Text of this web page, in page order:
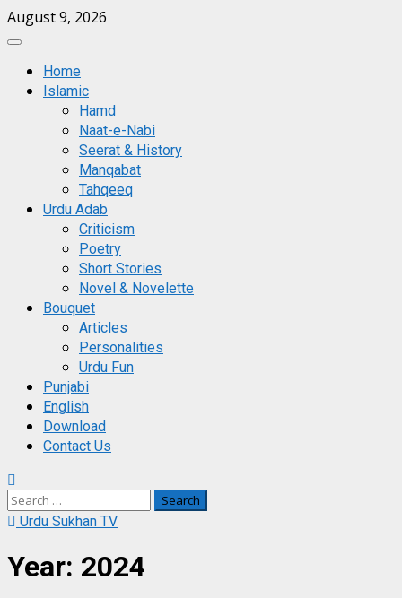
Skip
to
August 9, 2026
Primary
MenuHome
Islamic
Hamd
Naat-e-Nabi
Seerat & History
Manqabat
Tahqeeq
Urdu Adab
Criticism
Poetry
Short Stories
Novel & Novelette
Bouquet
Articles
Personalities
Urdu Fun
Punjabi
English
Download
Contact Us
Search
for:Urdu Sukhan TV
Year: 2024